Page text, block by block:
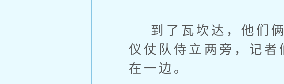
到了瓦坎达，他们俩
仪仗队侍立两旁，记
在一边。